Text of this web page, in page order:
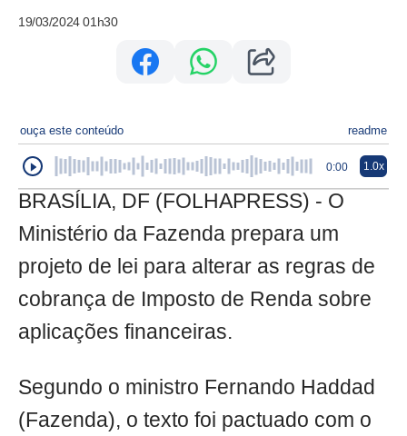
19/03/2024 01h30
ouça este conteúdo readme
0:00 1.0x
BRASÍLIA, DF (FOLHAPRESS) - O
Ministério da Fazenda prepara um
projeto de lei para alterar as regras de
cobrança de Imposto de Renda sobre
aplicações financeiras.
Segundo o ministro Fernando Haddad
(Fazenda), o texto foi pactuado com o